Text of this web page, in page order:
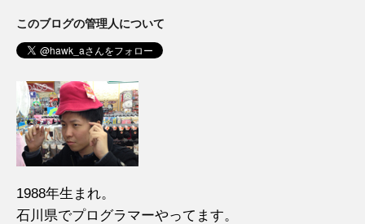
このブログの管理人について
1988年生まれ。
石川県でプログラマーやってます。